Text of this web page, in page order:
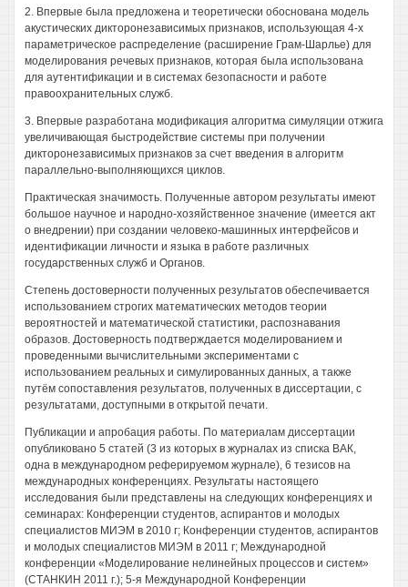
2. Впервые была предложена и теоретически обоснована модель
акустических дикторонезависимых признаков, использующая 4-х
параметрическое распределение (расширение Грам-Шарлье) для
моделирования речевых признаков, которая была использована
для аутентификации и в системах безопасности и работе
правоохранительных служб.
3. Впервые разработана модификация алгоритма симуляции отжига
увеличивающая быстродействие системы при получении
дикторонезависимых признаков за счет введения в алгоритм
параллельно-выполняющихся циклов.
Практическая значимость. Полученные автором результаты имеют
большое научное и народно-хозяйственное значение (имеется акт
о внедрении) при создании человеко-машинных интерфейсов и
идентификации личности и языка в работе различных
государственных служб и Органов.
Степень достоверности полученных результатов обеспечивается
использованием строгих математических методов теории
вероятностей и математической статистики, распознавания
образов. Достоверность подтверждается моделированием и
проведенными вычислительными экспериментами с
использованием реальных и симулированных данных, а также
путём сопоставления результатов, полученных в диссертации, с
результатами, доступными в открытой печати.
Публикации и апробация работы. По материалам диссертации
опубликовано 5 статей (3 из которых в журналах из списка ВАК,
одна в международном реферируемом журнале), 6 тезисов на
международных конференциях. Результаты настоящего
исследования были представлены на следующих конференциях и
семинарах: Конференции студентов, аспирантов и молодых
специалистов МИЭМ в 2010 г; Конференции студентов, аспирантов
и молодых специалистов МИЭМ в 2011 г; Международной
конференции «Моделирование нелинейных процессов и систем»
(СТАНКИН 2011 г.); 5-я Международной Конференции